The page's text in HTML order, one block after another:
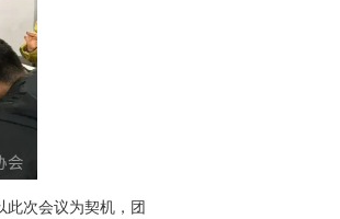
此次会议为契机，团